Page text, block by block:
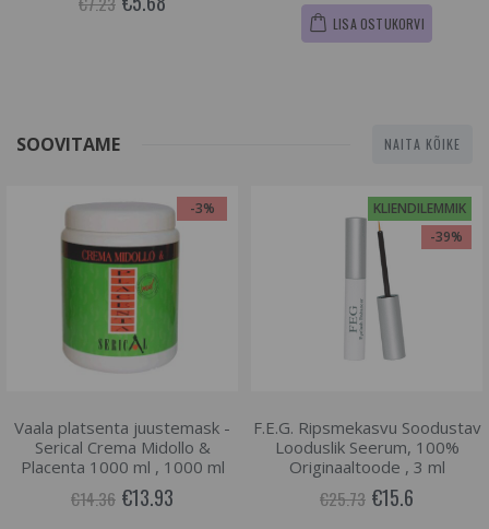
LISA OSTUKORVI
SOOVITAME NAITA KÕIKE
-3%
Vaala platsenta juustemask -
Serical Crema Midollo &
Placenta 1000 ml , 1000 ml
€14.36 €13.93
KLIENDILEMMIK
-39%
F.E.G. Ripsmekasvu Soodustav
Looduslik Seerum, 100%
Originaaltoode , 3 ml
€25.73 €15.6